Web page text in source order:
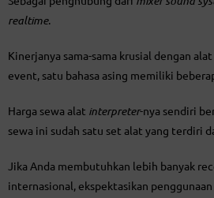
realtime.
Kinerjanya sama-sama krusial dengan
event, satu bahasa asing memiliki
Harga sewa alat interpreter-nya sendiri
sewa ini sudah satu set alat yang terdiri
Jika Anda membutuhkan lebih banyak
internasional, ekspektasikan